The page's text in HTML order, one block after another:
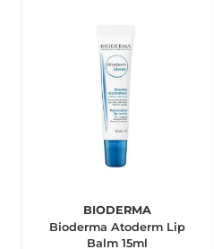
BIODERMA
Bioderma Atoderm Lip
Balm 15ml